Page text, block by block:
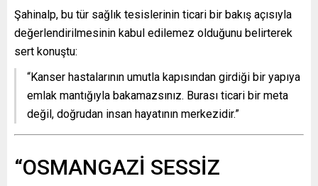
Şahinalp, bu tür sağlık tesislerinin ticari bir bakış açısıyla
değerlendirilmesinin kabul edilemez olduğunu belirterek
sert konuştu:
“Kanser hastalarının umutla kapısından girdiği bir yapıya
emlak mantığıyla bakamazsınız. Burası ticari bir meta
değil, doğrudan insan hayatının merkezidir.”
“OSMANGAZİ SESSİZ